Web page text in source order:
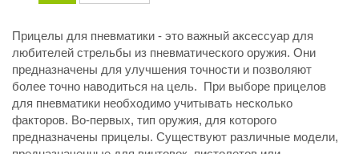
Прицелы для пневматики - это важный аксессуар для
любителей стрельбы из пневматического оружия. Они
предназначены для улучшения точности и позволяют
более точно наводиться на цель. При выборе прицелов
для пневматики необходимо учитывать несколько
факторов. Во-первых, тип оружия, для которого
предназначены прицелы. Существуют различные модели,